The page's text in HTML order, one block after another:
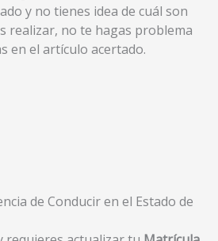
y no tienes idea de cuál son
realizar, no te hagas problema
en el artículo acertado.
de Conducir en el Estado de